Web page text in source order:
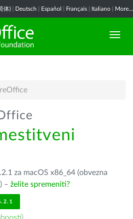
体) Deutsch Español Français Italiano More...
za macOS x86_64 (obvezna
– želite spremeniti?